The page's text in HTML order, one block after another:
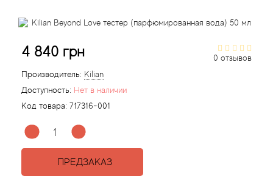
0 отзывов
4 840 грн
Производитель: Kilian
Доступность: Нет в наличии
Код товара: 717316-001
ПРЕДЗАКАЗ
Absolument Parfumeur
Acca Kappa
Acqua di Parma
Acqua di Sardegna
Статьи